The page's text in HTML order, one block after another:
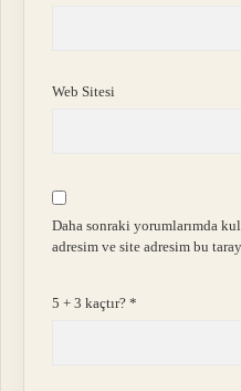
Web Sitesi
Daha sonraki yorumlarımda
adresim ve site adresim bu
5 + 3 kaçtır?*